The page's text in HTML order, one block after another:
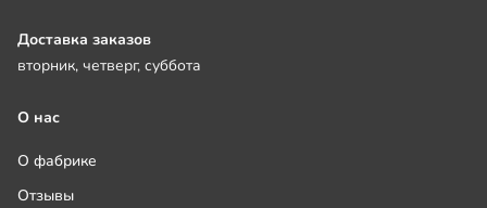
Доставка заказов
вторник, четверг, суббота
О нас
О фабрике
Отзывы